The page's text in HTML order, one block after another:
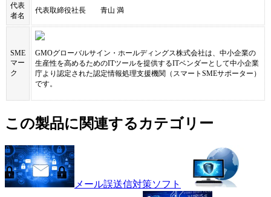
代表
者名
代表取締役社長 青山 満
SME
マー
ク
GMOグローバルサイン・ホールディングス株式会社は、中小企業の
生産性を高めるためのITツールを提供するITベンダーとして中小企業
庁より認定された認定情報処理支援機関（スマートSMEサポーター）
です。
この製品に関連するカテゴリー
メール誤送信対策ソフト